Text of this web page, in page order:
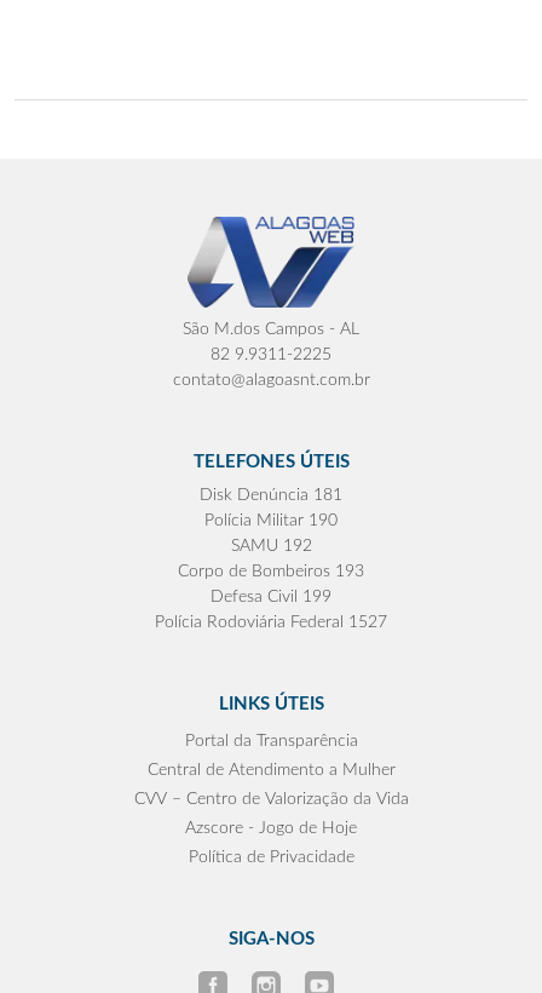
São M.dos Campos - AL
82 9.9311-2225
contato@alagoasnt.com.br
TELEFONES ÚTEIS
Disk Denúncia 181
Polícia Militar 190
SAMU 192
Corpo de Bombeiros 193
Defesa Civil 199
Polícia Rodoviária Federal 1527
LINKS ÚTEIS
Portal da Transparência
Central de Atendimento a Mulher
CVV – Centro de Valorização da Vida
Azscore - Jogo de Hoje
Política de Privacidade
SIGA-NOS